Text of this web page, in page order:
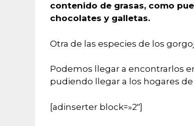
contenido de grasas, como
chocolates y galletas.
Otra de las especies de los
Podemos llegar a encontrarlos
pudiendo llegar a los hogares
[adinserter block=»2″]